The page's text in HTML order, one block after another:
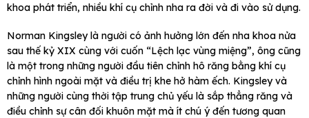
khoa phát triển, nhiều khí cụ chỉnh nha ra đời và đi vào sử dụng.
Norman Kingsley là người có ảnh hưởng lớn đến nha khoa nửa
sau thế kỷ XIX cùng với cuốn “Lệch lạc vùng miệng”, ông cũng
là một trong những người đầu tiên chỉnh hô răng bằng khí cụ
chỉnh hình ngoài mặt và điều trị khe hở hàm ếch. Kingsley và
những người cùng thời tập trung chủ yếu là sắp thẳng răng và
điều chỉnh sự cân đối khuôn mặt mà ít chú ý đến tương quan